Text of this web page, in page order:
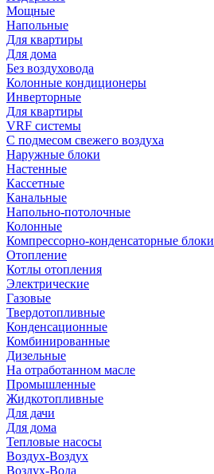
Мощные
Напольные
Для квартиры
Для дома
Без воздуховода
Колонные кондиционеры
Инверторные
Для квартиры
VRF системы
С подмесом свежего воздуха
Наружные блоки
Настенные
Кассетные
Канальные
Напольно-потолочные
Колонные
Компрессорно-конденсаторные блоки
Отопление
Котлы отопления
Электрические
Газовые
Твердотопливные
Конденсационные
Комбинированные
Дизельные
На отработанном масле
Промышленные
Жидкотопливные
Для дачи
Для дома
Тепловые насосы
Воздух-Воздух
Воздух-Вода